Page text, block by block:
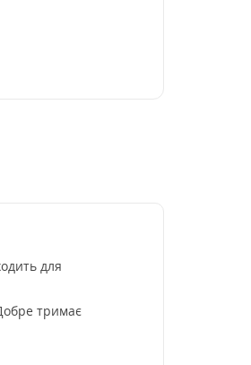
для
тримає